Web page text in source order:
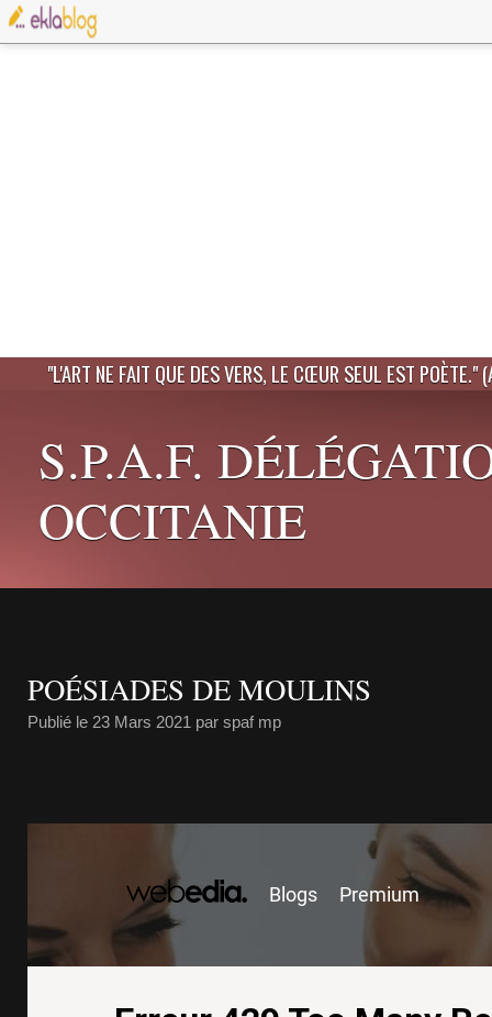
"L'ART NE FAIT QUE DES VERS, LE CŒUR SEUL EST POÈTE."
S.P.A.F.
OCCITANIE
POÉSIADES DE MOULINS
Publié le 23 Mars 2021 par spaf mp